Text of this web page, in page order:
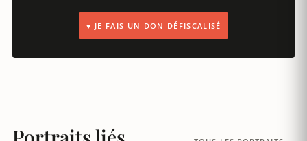
♥ JE FAIS UN DON DÉFISCALISÉ